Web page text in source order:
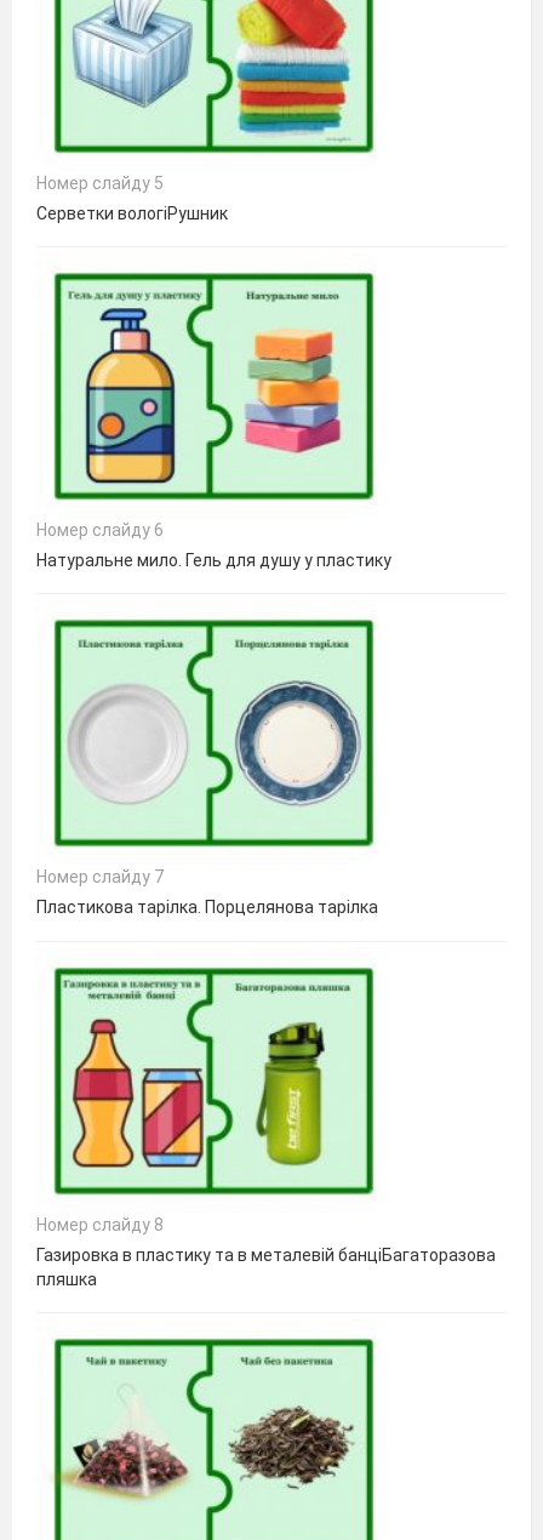
Номер слайду 5
Серветки вологіРушник
Номер слайду 6
Натуральне мило. Гель для душу у пластику
Номер слайду 7
Пластикова тарілка. Порцелянова тарілка
Номер слайду 8
Газировка в пластику та в металевій банціБагаторазова
пляшка